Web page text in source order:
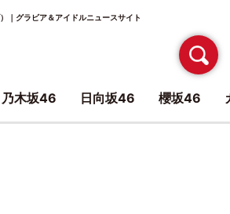
｜グラビア＆アイドルニュースサイト
乃木坂46 日向坂46 櫻坂46